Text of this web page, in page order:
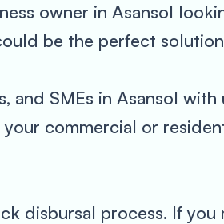
owner in Asansol
be the perfect
SMEs in Asansol with
commercial or
disbursal process. If